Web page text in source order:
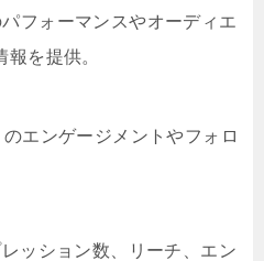
フォーマンスやオーディエ
を提供。
エンゲージメントやフォロ
ッション数、リーチ、エン